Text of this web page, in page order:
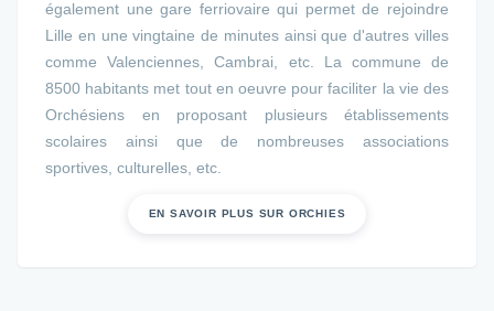
également une gare ferriovaire qui permet de rejoindre
Lille en une vingtaine de minutes ainsi que d'autres villes
comme Valenciennes, Cambrai, etc. La commune de
8500 habitants met tout en oeuvre pour faciliter la vie des
Orchésiens en proposant plusieurs établissements
scolaires ainsi que de nombreuses associations
sportives, culturelles, etc.
EN SAVOIR PLUS SUR ORCHIES